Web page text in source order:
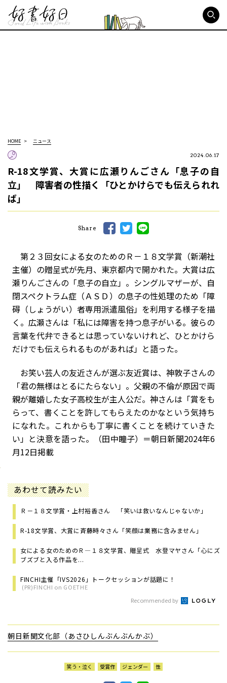
HOME ニュース
2024.06.17
R-18文学賞、大賞に広瀬りんごさん「息子の自
立」 障害者の性描く「ひとかけらでも伝えられれ
ば」
Share
第２３回女による女のためのＲ－１８文学賞（新潮社
主催）の贈呈式が先月、東京都内で開かれた。大賞は広
瀬りんごさんの「息子の自立」。シングルマザーが、自
閉スペクトラム症（ＡＳＤ）の息子の性処理のため「障
碍（しょうがい）者専用派遣風俗」を利用する様子を描
く。広瀬さんは「私には障害を持つ息子がいる。彼らの
言葉を代弁できるとは思っていないけれど、ひとかけら
だけでも伝えられるものがあれば」と語った。
お笑い芸人の友近さんが選ぶ友近賞は、神敦子さんの
「君の無様はとるにたらない」。父親の不倫が原因で両
親が離婚した女子高校生が主人公だ。神さんは「賞をも
らって、書くことを許してもらえたのかなという気持ち
になれた。これからも丁寧に書くことを続けていきた
い」と決意を語った。（田中瞳子）＝朝日新聞2024年6
月12日掲載
あわせて読みたい
Ｒ－１８文学賞・上村裕香さん 「笑いは救いなんじゃないか」
R-18文学賞、大賞に斉藤時々さん「笑顔は業務に含みません」
女による女のためのＲ―１８文学賞、贈呈式 水登マヤさん「心にズ
ブズブと入る作品を...
FINCHI主催「IVS2026」トークセッションが話題に！
(PR)FINCHI on GOETHE
Recommended by
朝日新聞文化部（あさひしんぶんぶんかぶ）
笑う・泣く 受賞作 ジェンダー 性